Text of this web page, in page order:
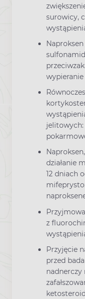
surowicy,
wypieranie
działanie
12 dniach
z
Przyjęcie
przed
nadnerczy